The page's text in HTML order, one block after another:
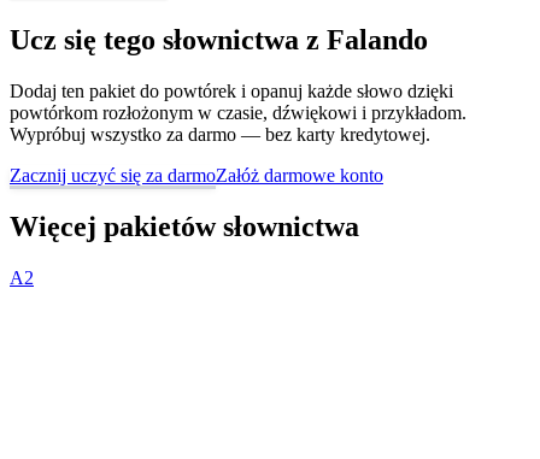
Ucz się tego słownictwa z Falando
Dodaj ten pakiet do powtórek i opanuj każde słowo dzięki
powtórkom rozłożonym w czasie, dźwiękowi i przykładom.
Wypróbuj wszystko za darmo — bez karty kredytowej.
Zacznij uczyć się za darmoZałóż darmowe konto
Więcej pakietów słownictwa
A2